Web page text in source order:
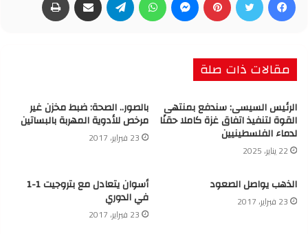
مقالات ذات صلة
الرئيس السيسى: سندفع بمنتهى
القوة لتنفيذ اتفاق غزة كاملا حقنًا
لدماء الفلسطينيين
22 يناير، 2025
بالصور.. الصحة: ضبط مخزن غير
مرخص للأدوية المهربة بالبساتين
23 فبراير، 2017
الذهب يواصل الصعود
23 فبراير، 2017
أسوان يتعادل مع بتروجيت 1-1
في الدوري
23 فبراير، 2017